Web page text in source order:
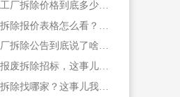
邯郸自动化工厂拆除价格到底多少钱一平米？别被低价忽悠了
清流县化工厂拆除公告到底说了啥？一文帮你理清楚
武侯化工厂报废拆除招标，这事儿到底值不值得干？
常熟化工厂拆除找哪家？这事儿我踩过坑，给你说点实在的